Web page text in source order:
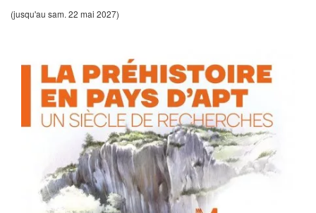
(jusqu'au sam. 22 mai 2027)